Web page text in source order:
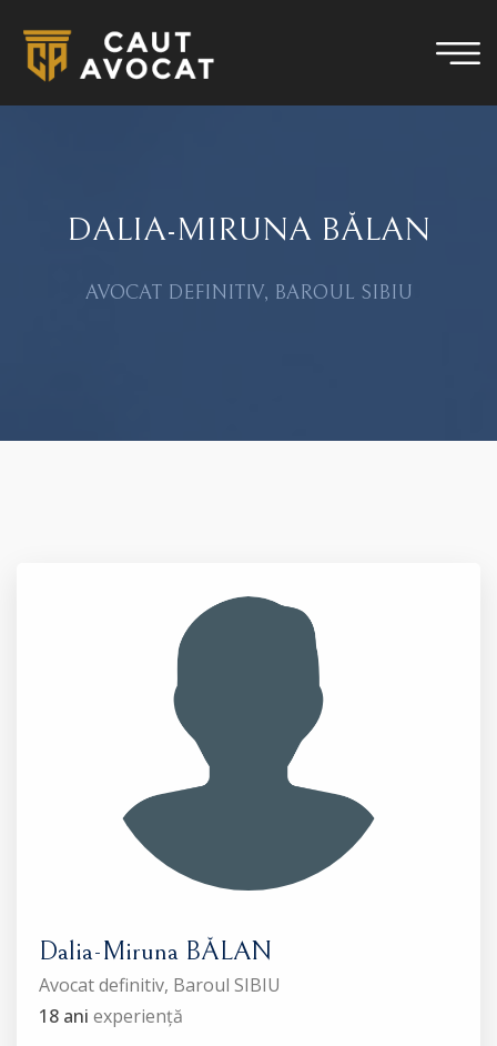
DALIA-MIRUNA BĂLAN
AVOCAT DEFINITIV, BAROUL SIBIU
Dalia-Miruna BĂLAN
Avocat definitiv, Baroul SIBIU
18 ani experiență